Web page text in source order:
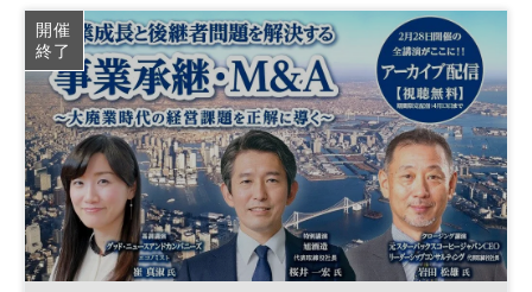
データ分析 一橋大学 ファイナンス 金融
フィンテック 財務 日経ビジネススクール MBA
開催
終了